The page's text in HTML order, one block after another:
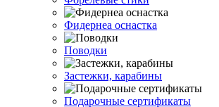
Фидернеа оснастка
Поводки
Застежки, карабины
Подарочные сертификаты